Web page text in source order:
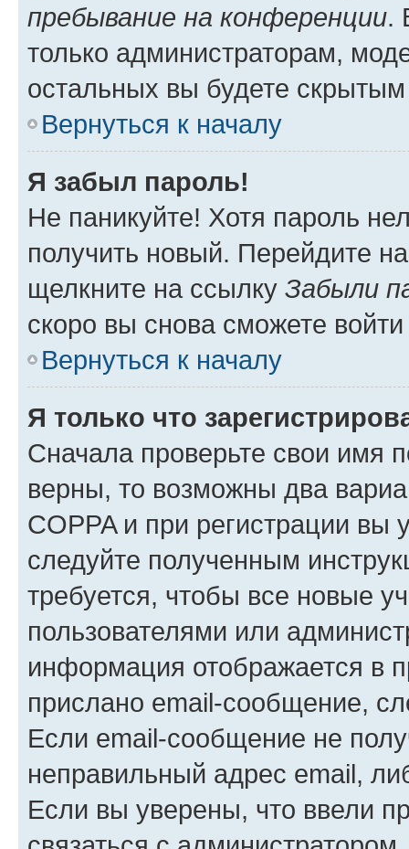
пребывание на конференции.
только администраторам,
остальных вы будете
Вернуться к началу
Я забыл пароль!
Не паникуйте! Хотя пароль
получить новый. Перейдите
щелкните на ссылку Забыли
скоро вы снова сможете
Вернуться к началу
Я только что
Сначала проверьте свои имя
верны, то возможны два
COPPA и при регистрации вы
следуйте полученным
требуется, чтобы все новые
пользователями или
информация отображается в
прислано email-сообщение,
Если email-сообщение не
неправильный адрес email,
Если вы уверены, что ввели